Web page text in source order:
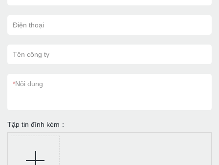
Điện thoại
Tên công ty
*Nội dung
Tập tin đính kèm：